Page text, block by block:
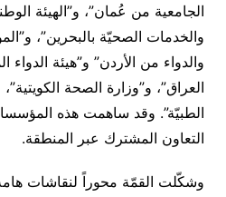
الجامعية من عُمان”، و”الهيئة
والخدمات الصحيّة بالبحرين”،
والدواء من الأردن” و”هيئة الدواء
العراق”، و”وزارة الصحة
الطبيّة”. وقد ساهمت هذه
التعاون المشترك عبر المنطقة.
وشكّلت القمّة محوراً لنقاشات هامة